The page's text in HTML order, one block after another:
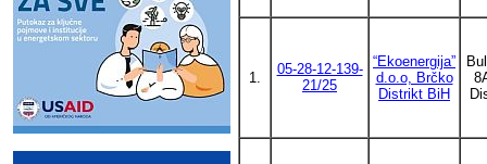
1.
05-28-12-139-
21/25
“Ekoenergija”
d.o.o, Brčko
Distrikt BiH